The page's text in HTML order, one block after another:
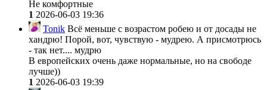
Не комфортные
1 2026-06-03 19:36
Tonik Всё меньше с возрастом робею и от досады не
хандрю! Порой, вот, чувствую - мудрею. А присмотрюсь
- так нет.... мудрю
В европейских очень даже нормальные, но на свободе
лучше))
1 2026-06-03 19:39